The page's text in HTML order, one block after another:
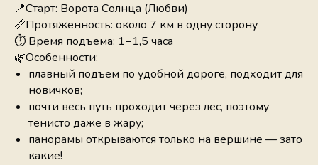
📍Старт: Ворота Солнца (Любви)
📏Протяженность: около 7 км в одну сторону
⏱ Время подъема: 1−1,5 часа
🌿Особенности:
плавный подъем по удобной дороге, подходит для
новичков;
почти весь путь проходит через лес, поэтому
тенисто даже в жару;
панорамы открываются только на вершине — зато
какие!